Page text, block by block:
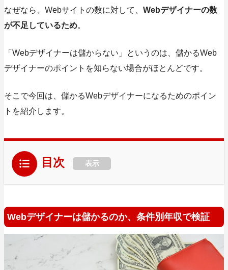
なぜなら、Webサイトの数に対して、 Webデザイナーの数
が不足しているため。
「Webデザイナーは儲からない」というのは、儲かるWeb
デザイナーのポイントを知らない場合がほとんどです。
そこで今回は、 儲かるWebデザイナーになるためのポイン
ト を紹介します。
目次 表示
Webデザイナーは儲かるのか、条件別年収で検証